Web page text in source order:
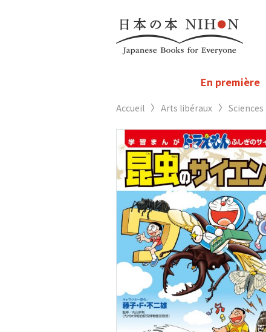
En première
Accueil Arts libéraux Sciences